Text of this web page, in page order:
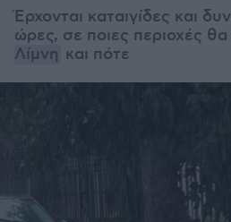
Έρχονται καταιγίδες και
ώρες, σε ποιες περιοχές θα
Λίμνη και πότε